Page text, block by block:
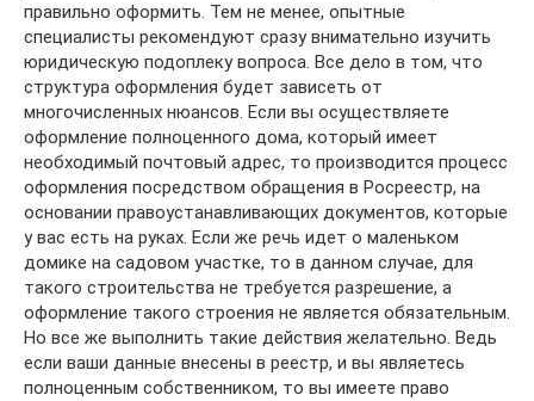
правильно оформить. Тем не менее, опытные
специалисты рекомендуют сразу внимательно изучить
юридическую подоплеку вопроса. Все дело в том, что
структура оформления будет зависеть от
многочисленных нюансов. Если вы осуществляете
оформление полноценного дома, который имеет
необходимый почтовый адрес, то производится процесс
оформления посредством обращения в Росреестр, на
основании правоустанавливающих документов, которые
у вас есть на руках. Если же речь идет о маленьком
домике на садовом участке, то в данном случае, для
такого строительства не требуется разрешение, а
оформление такого строения не является обязательным.
Но все же выполнить такие действия желательно. Ведь
если ваши данные внесены в реестр, и вы являетесь
полноценным собственником, то вы имеете право